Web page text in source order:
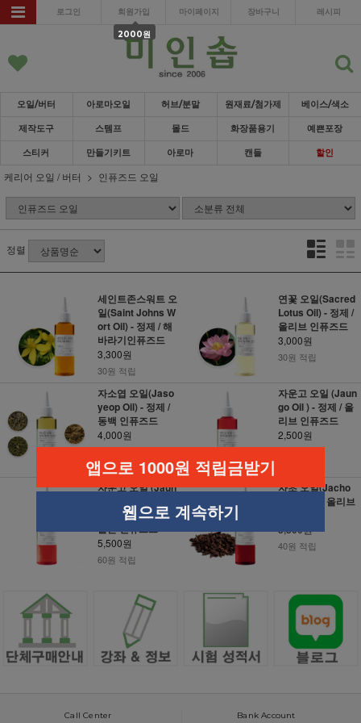
로그인 회원가입
2000원
마이페이지 장바구니 레시피
오일/버터 아로마오일 허브/분말 원재료/첨가제 베이스/색소
제작도구 스템프 몰드 화장품용기 예쁜포장
스티커 만들기키트 아로마 캔들 할인
케리어 오일 / 버터 인퓨즈드 오일
정렬
세인트존스워트 오
일(Saint Johns W
ort Oil) - 정제 / 해
바라기인퓨즈드
3,300원
30원 적립
연꽃 오일(Sacred
Lotus Oil) - 정제 /
올리브 인퓨즈드
3,000원
30원 적립
자소엽 오일(Jaso
yeop Oil) - 정제 /
동백 인퓨즈드
4,000원
40원 적립
자운고 오일 (Jaun
go Oil ) - 정제 / 올
리브 인퓨즈드
2,500원
30원 적립
자운고 오일 (Jaun
기농 호호바 오일
골든 인퓨즈드
5,500원
60원 적립
자초 오일(Jacho
oil) - 정제 / 올리브
3,500원
40원 적립
Call Center Bank Account
앱으로 1000원 적립금받기
웹으로 계속하기